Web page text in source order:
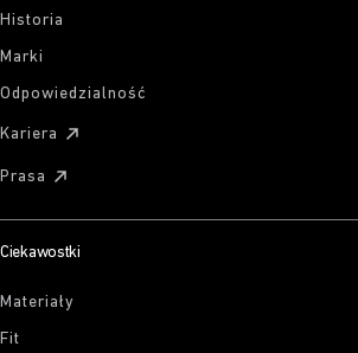
Historia
Marki
Odpowiedzialność
Kariera
Prasa
Ciekawostki
Materiały
Fit